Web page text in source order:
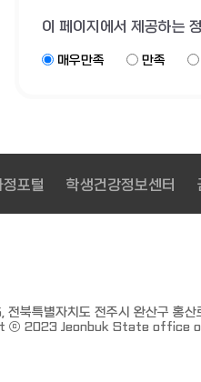
이 페이지에서 제공하는
매우만족 만족
꿈길 교육부 예산낭비신
전북특별자치도 전주시 완산구
ⓒ 2023 Jeonbuk State office